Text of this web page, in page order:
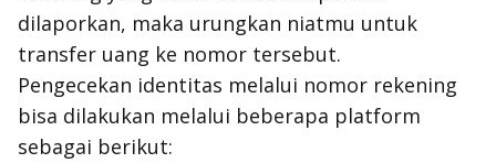
dilaporkan, maka urungkan niatmu untuk
transfer uang ke nomor tersebut.
Pengecekan identitas melalui nomor rekening
bisa dilakukan melalui beberapa platform
sebagai berikut: